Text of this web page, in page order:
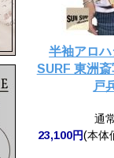
半袖アロ
SURF 東洲
戸
通
23,100円(本体